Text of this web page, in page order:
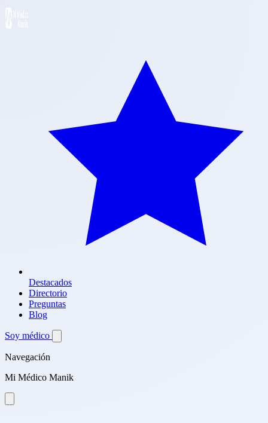
Destacados
Directorio
Preguntas
Blog
Soy médico
Navegación
Mi Médico Manik